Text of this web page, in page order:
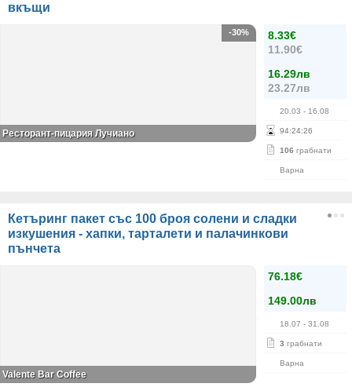
вкъщи
8.33€
11.90€
16.29лв
23.27лв
20.03 - 16.08
94:24:26
106 грабнати
Варна
-30%
Ресторант-пицария Лучиано
Кетъринг пакет със 100 броя солени и сладки
изкушения - хапки, тарталети и палачинкови
пънчета
76.18€
149.00лв
18.07 - 31.08
3 грабнати
Варна
Valente Bar Coffee